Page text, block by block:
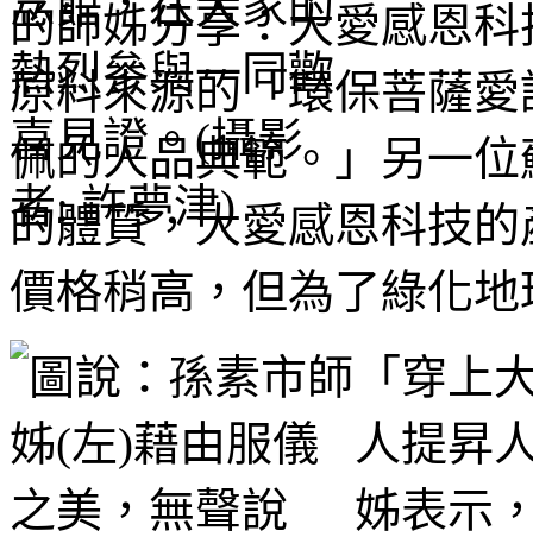
的師姊分享：大愛感恩
原料來源的「環保菩薩
佩的人品典範。」另一
的體質，大愛感恩科技
價格稍高，但為了綠化
「穿上
人提昇
姊表示